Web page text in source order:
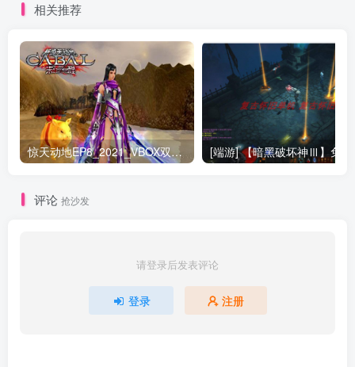
相关推荐
惊天动地EP8_2021_VBOX双虚拟机单机版 win10可玩
评论 抢沙发
请登录后发表评论
登录 注册